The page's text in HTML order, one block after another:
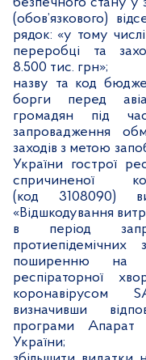
(обов’язкового)
рядок: «у тому
переробці та
8.500 тис. грн»;
назву та код
борги перед
громадян під
запровадження
заходів з метою
України гострої
спричиненої
(код 3108090)
«Відшкодування
в період
поширенню на
респіраторної
коронавірусом
визначивши
програми Апарат
України;